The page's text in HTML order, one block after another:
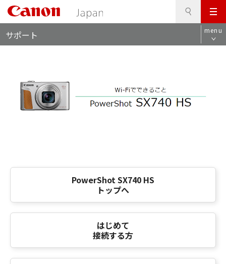
メ
ニ
ュ
サポート menu
PowerShot SX740 HS
トップへ
はじめて
接続する方